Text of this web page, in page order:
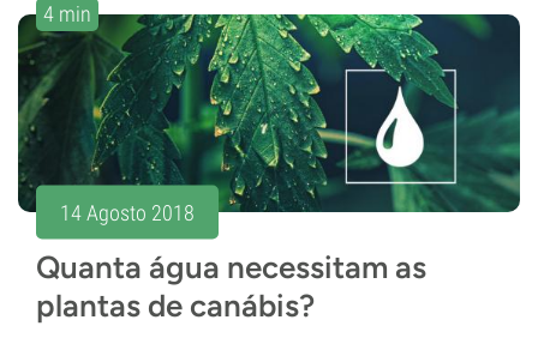
4 min
14 Agosto 2018
Quanta água necessitam as
plantas de canábis?